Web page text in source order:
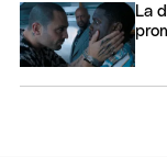
La